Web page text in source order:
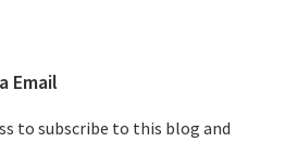
Email
to subscribe to this blog and